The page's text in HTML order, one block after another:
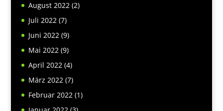
August 2022(2)
Juli 2022(7)
Juni 2022(9)
Mai 2022(9)
April 2022(4)
März 2022(7)
Februar 2022(1)